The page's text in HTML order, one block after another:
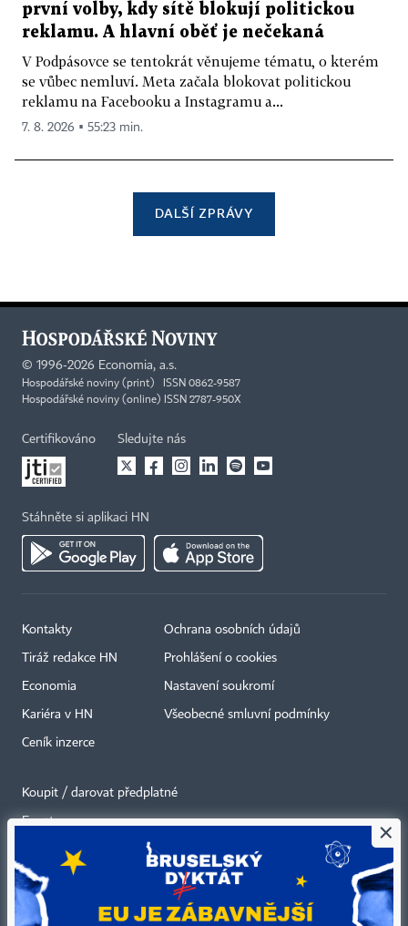
první volby, kdy sítě blokují politickou
reklamu. A hlavní oběť je nečekaná
V Podpásovce se tentokrát věnujeme tématu, o kterém
se vůbec nemluví. Meta začala blokovat politickou
reklamu na Facebooku a Instagramu a...
7. 8. 2026 ▪ 55:23 min.
DALŠÍ ZPRÁVY
© 1996-2026 Economia, a.s.
Hospodářské noviny (print) ISSN 0862-9587
Hospodářské noviny (online) ISSN 2787-950X
Certifikováno Sledujte nás
Stáhněte si aplikaci HN
Kontakty
Tiráž redakce HN
Economia
Kariéra v HN
Ceník inzerce
Ochrana osobních údajů
Prohlášení o cookies
Nastavení soukromí
Všeobecné smluvní podmínky
Koupit / darovat předplatné
Eventy
Newslettery
RSS kanály
×